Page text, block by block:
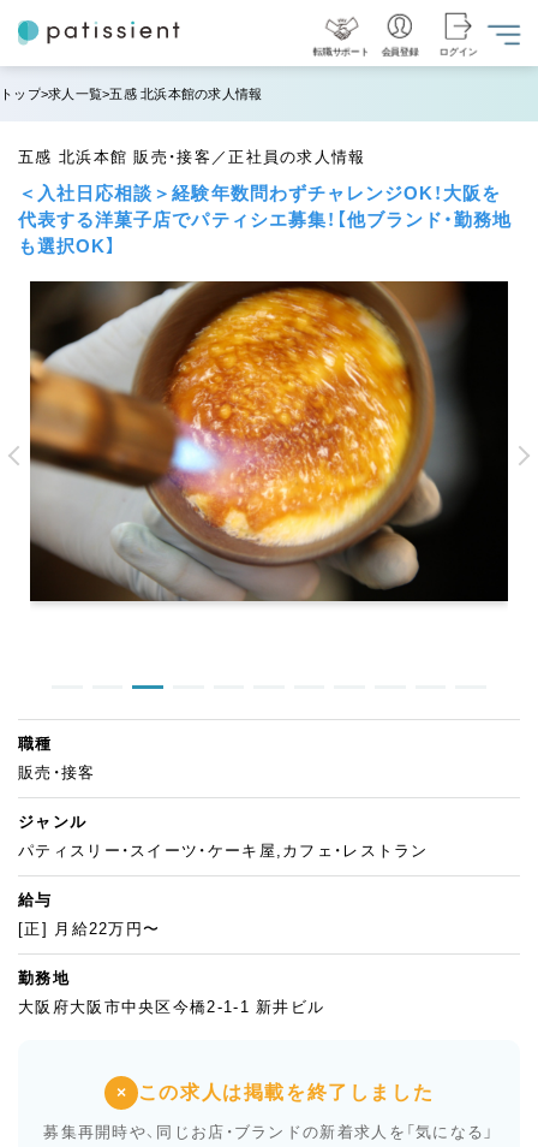
転職サポート 会員登録 ログイン
トップ 求人一覧 五感 北浜本館の求人情報
五感 北浜本館 販売・接客／正社員の求人情報
＜入社日応相談＞経験年数問わずチャレンジOK！大阪を
代表する洋菓子店でパティシエ募集！【他ブランド・勤務地
も選択OK】
職種
販売・接客
ジャンル
パティスリー・スイーツ・ケーキ屋,カフェ・レストラン
給与
[正] 月給22万円〜
勤務地
大阪府大阪市中央区今橋2-1-1 新井ビル
× この求人は掲載を終了しました
募集再開時や、同じお店・ブランドの新着求人を 「気になる」